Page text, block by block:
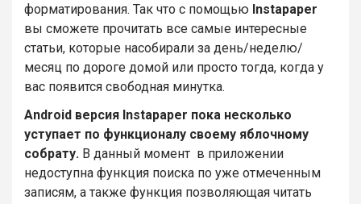
форматирования. Так что с помощью Instapaper
вы сможете прочитать все самые интересные
статьи, которые насобирали за день/неделю/
месяц по дороге домой или просто тогда, когда у
вас появится свободная минутка.
Android версия Instapaper пока несколько
уступает по функционалу своему яблочному
собрату. В данный момент в приложении
недоступна функция поиска по уже отмеченным
записям, а также функция позволяющая читать